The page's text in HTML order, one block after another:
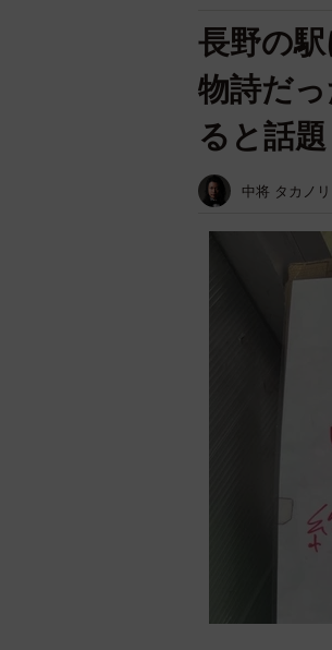
長野の
物詩だ
ると話題
中将 タカノリ